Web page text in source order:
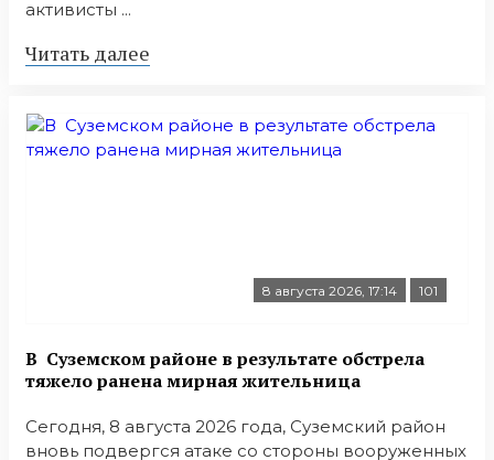
активисты ...
Читать далее
8 августа 2026, 17:14 101
В Суземском районе в результате обстрела
тяжело ранена мирная жительница
Сегодня, 8 августа 2026 года, Суземский район
вновь подвергся атаке со стороны вооруженных